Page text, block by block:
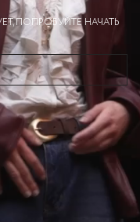
ПОПРОБУЙТЕ НАЧАТЬ